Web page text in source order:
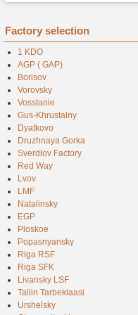
Factory selection
1 KDO
AGP ( GAP)
Borisov
Vorovsky
Vosstanie
Gus-Khrustalny
Dyatkovo
Druzhnaya Gorka
Sverdlov Factory
Red Way
Lvov
LMF
Natalinsky
EGP
Ploskoe
Popasnyansky
Riga RSF
Riga SFK
Livansky LSF
Tallin Tarbeklaasi
Urshelsky